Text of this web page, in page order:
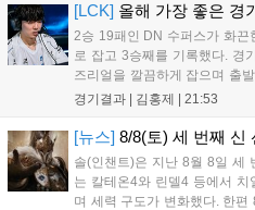
인규 감독 : 모든 경...
[LCK] 올해 가장 좋은 경
2승 19패인 DN 수퍼스가 화끈
로 잡고 3승째를 기록했다. 경
즈리얼을 깔끔하게 잡으며 출
웃'의 신드라가 맹활약하며
었...
경기결과 | 김홍제 | 21:53
[뉴스] 8/8(토) 세 번째 신
솔(인챈트)은 지난 8월 8일 세
는 칼테온4와 린델4 등에서
며 세력 구도가 변화했다. 한